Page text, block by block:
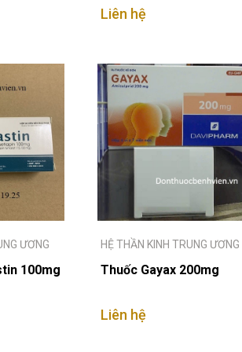
Liên hệ
ƯƠNG
100mg
HỆ THẦN KINH TRUNG ƯƠNG
Thuốc Gayax 200mg
Liên hệ